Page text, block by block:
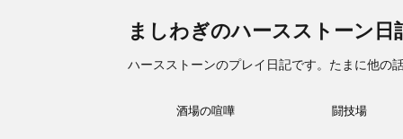
ましわぎのハースストーン日
ハースストーンのプレイ日記です。たまに他の
酒場の喧嘩 闘技場